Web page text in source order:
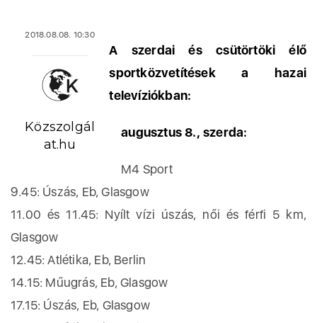
2018.08.08. 10:30
Közszolgál
at.hu
A szerdai és csütörtöki élő
sportközvetítések a hazai
televíziókban:
augusztus 8., szerda:
M4 Sport
9.45: Úszás, Eb, Glasgow
11.00 és 11.45: Nyílt vízi úszás, női és férfi 5 km,
Glasgow
12.45: Atlétika, Eb, Berlin
14.15: Műugrás, Eb, Glasgow
17.15: Úszás, Eb, Glasgow